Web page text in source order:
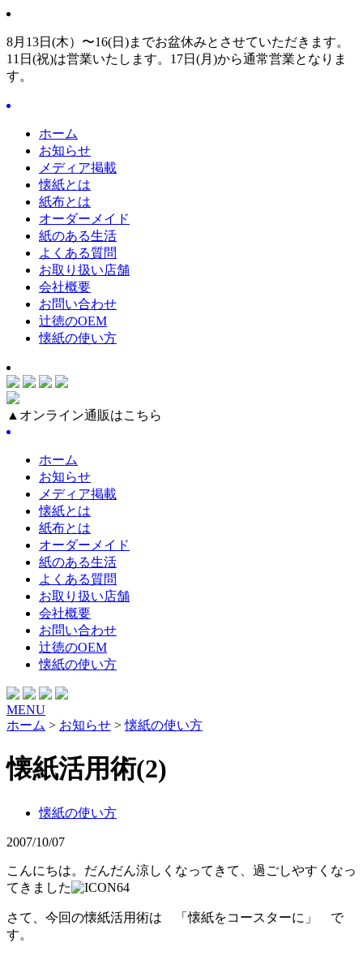
8月13日(木）〜16(日)までお盆休みとさせていただきます。
11日(祝)は営業いたします。17日(月)から通常営業となりま
す。
ホーム
お知らせ
メディア掲載
懐紙とは
紙布とは
オーダーメイド
紙のある生活
よくある質問
お取り扱い店舗
会社概要
お問い合わせ
辻徳のOEM
懐紙の使い方
▲オンライン通販はこちら
ホーム
お知らせ
メディア掲載
懐紙とは
紙布とは
オーダーメイド
紙のある生活
よくある質問
お取り扱い店舗
会社概要
お問い合わせ
辻徳のOEM
懐紙の使い方
MENU
ホーム > お知らせ >懐紙の使い方
懐紙活用術(2)
懐紙の使い方
2007/10/07
こんにちは。だんだん涼しくなってきて、過ごしやすくなっ
てきました
さて、今回の懐紙活用術は 「懐紙をコースターに」 で
す。